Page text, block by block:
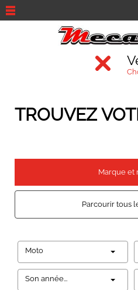
TROUVEZ
Marque et
Parcourir tous
Moto
Son année...